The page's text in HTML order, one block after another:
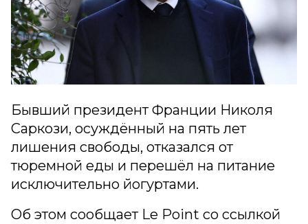
Бывший президент Франции Николя
Саркози, осуждённый на пять лет
лишения свободы, отказался от
тюремной еды и перешёл на питание
исключительно йогуртами.
Об этом сообщает Le Point со ссылкой